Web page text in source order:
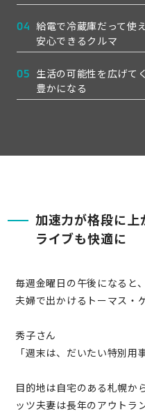
04
給電で冷蔵庫だって使
安心できるクルマ
05
生活の可能性を広げて
豊かになる
加速力が格段に
ライブも快適に
毎週金曜日の午後になると
夫婦で出かけるトーマス・
秀子さん
「週末は、だいたい特別用
目的地は自宅のある札幌か
ッツ夫妻は長年のアウトラ